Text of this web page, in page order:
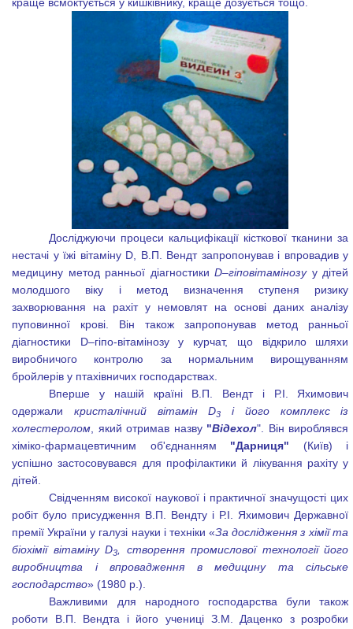
Досліджуючи процеси кальцифікації кісткової тканини за
нестачі у їжі вітаміну D, В.П. Вендт запропонував і впровадив у
медицину метод ранньої діагностикиD–гіповітамінозуу дітей
молодшого віку і метод визначення ступеня ризику
захворювання на рахіт у немовлят на основі даних аналізу
пуповинної крові. Він також запропонував метод ранньої
діагностики D–гіпо-вітамінозу у курчат, що відкрило шляхи
виробничого контролю за нормальним вирощуванням
бройлерів у птахівничих господарствах.
Вперше у нашій країні В.П. Вендт і Р.І. Яхимович
одержали кристалічний вітамінD3
і його комплекс із
холестеролом, який отримав назву "Відехол". Він вироблявся
хіміко-фармацевтичним об'єднанням "Дарниця" (Київ) і
успішно застосовувався для профілактики й лікування рахіту у
дітей.
Свідченням високої наукової і практичної значущості цих
робіт було присудження В.П. Вендту і Р.І. Яхимович Державної
премії України у галузі науки і техніки «За дослідження з хімії та
біохімії вітамінуD3, створення промислової технології його
виробництва і впровадження в медицину та сільське
господарство» (1980 р.).
Важливими для народного господарства були також
роботи В.П. Вендта і його учениці З.М. Даценко з розробки